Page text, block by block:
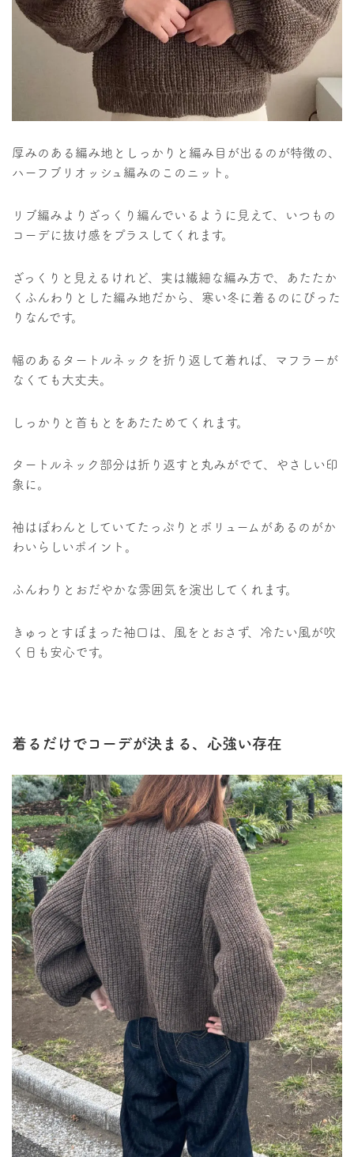
厚みのある編み地としっかりと編み目が出るのが特徴の、
ハーフブリオッシュ編みのこのニット。
リブ編みよりざっくり編んでいるように見えて、いつもの
コーデに抜け感をプラスしてくれます。
ざっくりと見えるけれど、実は繊細な編み方で、あたたか
くふんわりとした編み地だから、寒い冬に着るのにぴった
りなんです。
幅のあるタートルネックを折り返して着れば、マフラーが
なくても大丈夫。
しっかりと首もとをあたためてくれます。
タートルネック部分は折り返すと丸みがでて、やさしい印
象に。
袖はぽわんとしていてたっぷりとボリュームがあるのがか
わいらしいポイント。
ふんわりとおだやかな雰囲気を演出してくれます。
きゅっとすぼまった袖口は、風をとおさず、冷たい風が吹
く日も安心です。
着るだけでコーデが決まる、心強い存在